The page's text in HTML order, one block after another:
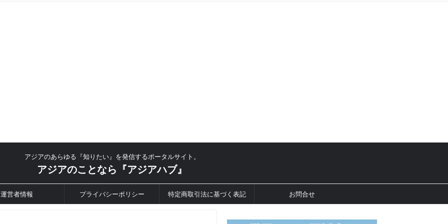
アジアのあらゆる『知りたい』を発信するポータルサイト。
アジアのことなら『アジアハブ』
運営者情報 プライバシーポリシー 特定商取引法に基づく表記 お問合せ